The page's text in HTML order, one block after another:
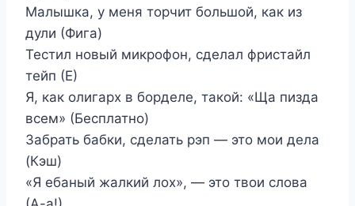
Малышка, у меня торчит большой, как из
дули (Фига)
Тестил новый микрофон, сделал фристайл
тейп (Е)
Я, как олигарх в борделе, такой: «Ща пизда
всем» (Бесплатно)
Забрать бабки, сделать рэп — это мои дела
(Кэш)
«Я ебаный жалкий лох», — это твои слова